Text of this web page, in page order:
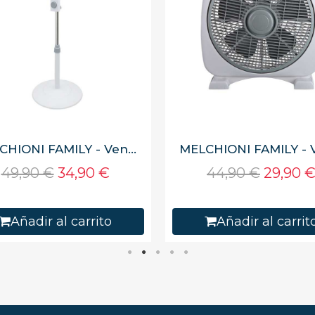
MELCHIONI FAMILY - Ventilador de pie MF1639B, 3 velocidades, color blanco
49,90 € 34,90 €
Añadir al carrito
44,90 € 29,90 €
Añadir al